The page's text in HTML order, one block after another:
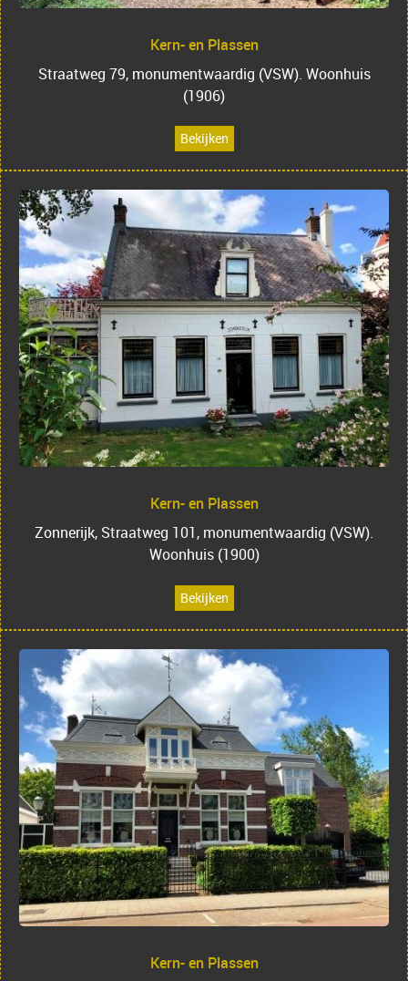
Kern- en Plassen
Straatweg 79, monumentwaardig (VSW). Woonhuis
(1906)
Bekijken
Kern- en Plassen
Zonnerijk, Straatweg 101, monumentwaardig (VSW).
Woonhuis (1900)
Bekijken
Kern- en Plassen